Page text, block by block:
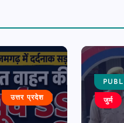
उत्तर प्रदेश जुर्म